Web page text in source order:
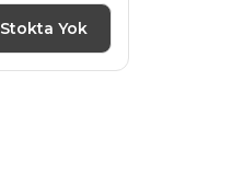
Stokta Yok